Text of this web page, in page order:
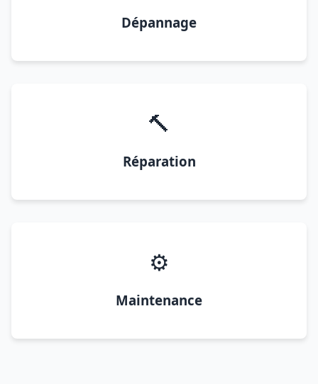
Dépannage
🔨
Réparation
⚙️
Maintenance